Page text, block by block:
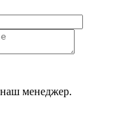
менеджер.